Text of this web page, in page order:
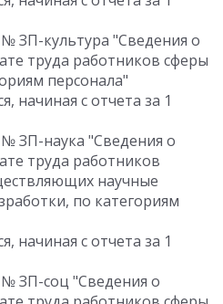
ЗП-культура "Сведения о
труда работников сферы
персонала"
начиная с отчета за 1
ЗП-наука "Сведения о
труда работников
научные
по категориям
начиная с отчета за 1
ЗП-соц "Сведения о